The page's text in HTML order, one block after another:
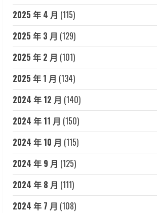
2025 年 4 月 (115)
2025 年 3 月 (129)
2025 年 2 月 (101)
2025 年 1 月 (134)
2024 年 12 月 (140)
2024 年 11 月 (150)
2024 年 10 月 (115)
2024 年 9 月 (125)
2024 年 8 月 (111)
2024 年 7 月 (108)